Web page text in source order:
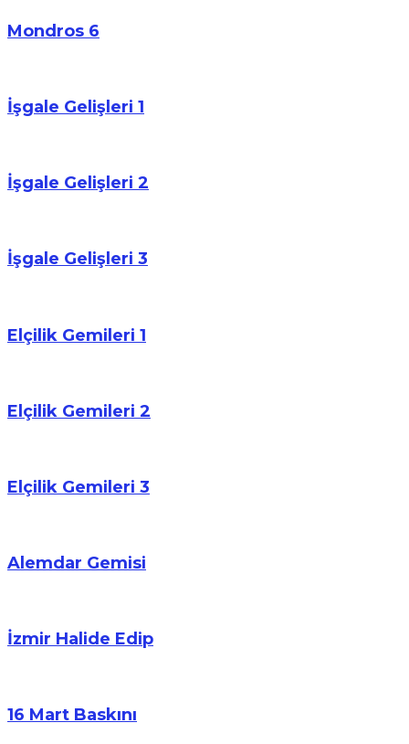
Mondros 6
İşgale Gelişleri 1
İşgale Gelişleri 2
İşgale Gelişleri 3
Elçilik Gemileri 1
Elçilik Gemileri 2
Elçilik Gemileri 3
Alemdar Gemisi
İzmir Halide Edip
16 Mart Baskını